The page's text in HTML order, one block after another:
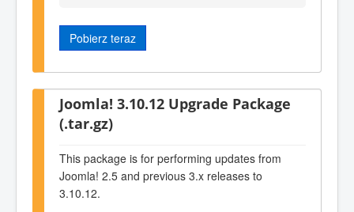
Pobierz teraz
Joomla! 3.10.12 Upgrade Package
(.tar.gz)
This package is for performing updates from
Joomla! 2.5 and previous 3.x releases to
3.10.12.